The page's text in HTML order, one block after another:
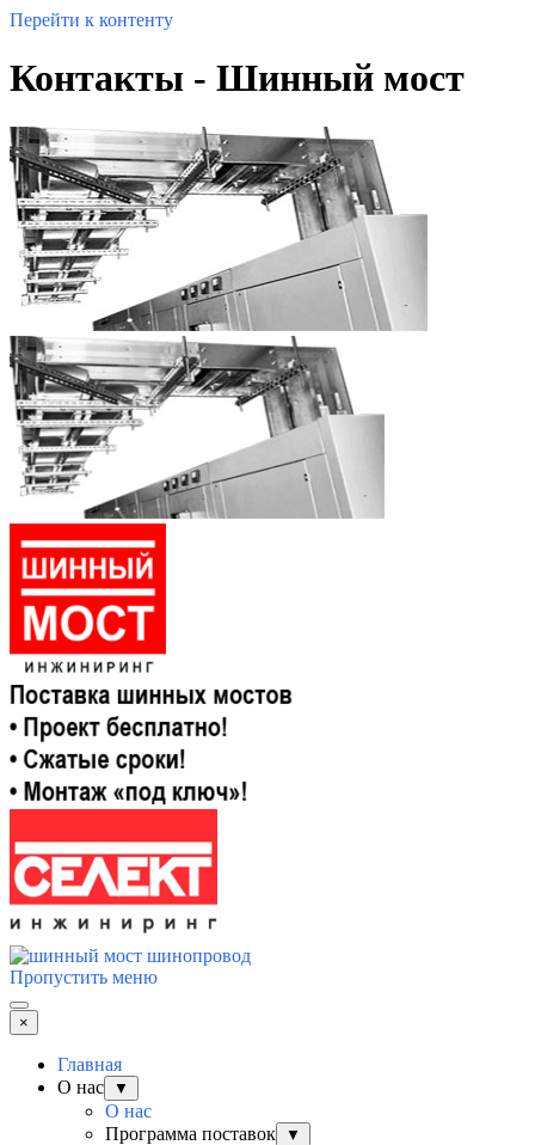
Перейти к контенту
Контакты - Шинный мост
Пропустить меню
×
Главная
О нас
▼
О нас
Программа поставок
▼